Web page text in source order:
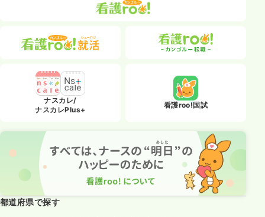
ナスカレ/
ナスカレPlus+
看護roo!国試
都道府県で探す